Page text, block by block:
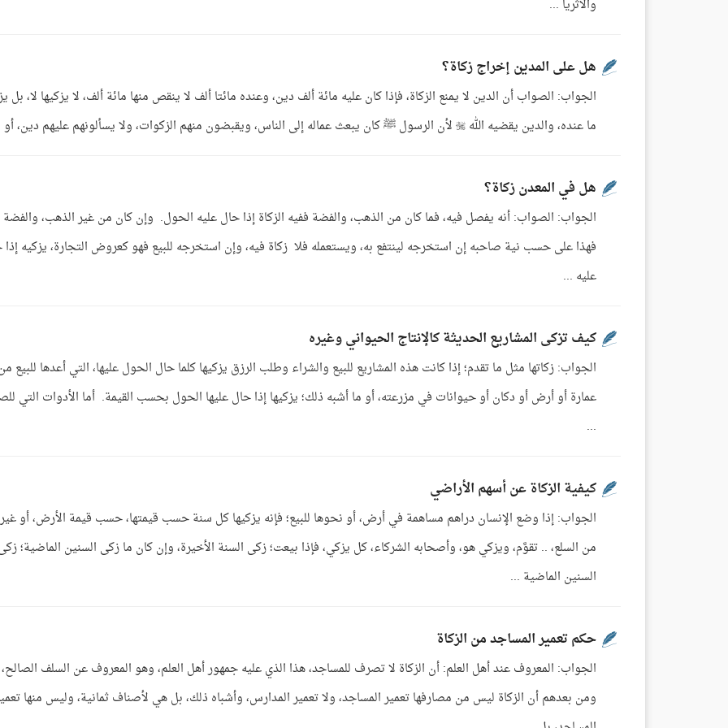
والأثريا ...
هل على المدين إخراج زكاة؟
الجواب: الصواب أن الدين لا يمنع الزكاة، فإذا كان عليه مائة ألف دين، وعنده مائتا ألف لا ينقص منها مائة ألف، لا يزكيها لا، بل
ما عنده، والدين يقضيه الله  لأن الرسول ﷺ كان يبعث عماله إلى الناس، ويقبضون منهم الزكوات، ولا يسألونهم عليهم دين، أو ...
هل في المعدن زكاة؟
الجواب: الصواب: أنه يفصل فيه، فما كان من الذهب، والفضة ففيه الزكاة إذا حال عليه الحول. وإن كان من غير الذهب، والفضة
فهذا على حسب نية صاحبه إن استخرجه لينتفع به، ويستعمله فلا زكاة فيه، وإن استخرجه للبيع فهو كعروض التجارة، يزكيه
عليه ...
كيف تزكى المشاريع الحديثة كالإنتاج الحيواني وغيره
الجواب: زكاتها مثل ما تقدم؛ إذا كانت هذه المشاريع للبيع والشراء وطلب الرزق يزكيها كلما حال الحول عليها، التي أعدها للبيع
عمارة أو أرض أو دكان أو حيوانات في مزرعته، أو ما أشبه ذلك؛ يزكيها إذا حال عليها الحول بحسب القيمة. أما الأدوات التي
...
كيفية الزكاة عن أسهم الأراضي
الجواب: إذا وضع الإنسان دراهم مساهمة في أرض، أو نحوها للبيع؛ فإنه يزكيها كل سنة حسب قيمتها، حسب قيمة الأرض، أو
من السلع، .. تقوَّم، ويزكي هو، وأصحابه الشركاء، كل يزكي، فإذا بيعت؛ زكى السنة الأخيرة، وإن كان ما زكى السنين الماضية؛
السنين الماضية ...
حكم تعمير المساجد من الزكاة
الجواب: المعروف عند أهل العلم: أن الزكاة لا تصرف للمساجد، هذا الذي عليه جمهور أهل العلم، وهو المعروف عن السلف الصالح،
ومن بعدهم أن الزكاة ليس من مصارفها تعمير المساجد، ولا تعمير المدارس، وأشباه ذلك، بل هي لأصناف ثمانية، وليس منها